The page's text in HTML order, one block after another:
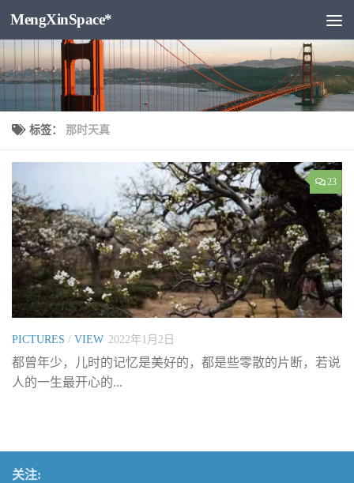
跳至内容
MengXinSpace*
标签： 那时天真
23
PICTURES / VIEW 2022年1月2日
都曾年少，儿时的记忆是美好的，都是些零散的片断，若说
人的一生最开心的...
关注: